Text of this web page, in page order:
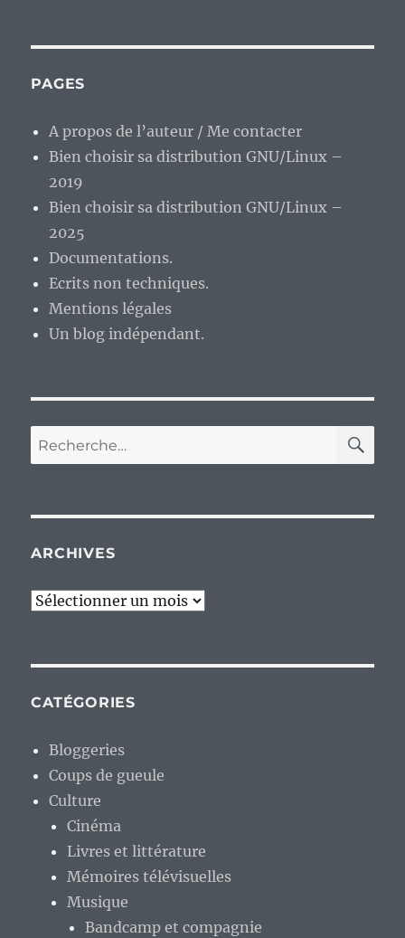
PAGES
A propos de l’auteur / Me contacter
Bien choisir sa distribution GNU/Linux –
2019
Bien choisir sa distribution GNU/Linux –
2025
Documentations.
Ecrits non techniques.
Mentions légales
Un blog indépendant.
Recherche
pour :
ARCHIVES
Archives
CATÉGORIES
Bloggeries
Coups de gueule
Culture
Cinéma
Livres et littérature
Mémoires télévisuelles
Musique
Bandcamp et compagnie